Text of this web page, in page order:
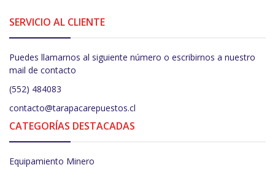
SERVICIO AL CLIENTE
Puedes llamarnos al siguiente número o escribirnos a nuestro
mail de contacto
(552) 484083
contacto@tarapacarepuestos.cl
CATEGORÍAS DESTACADAS
Equipamiento Minero